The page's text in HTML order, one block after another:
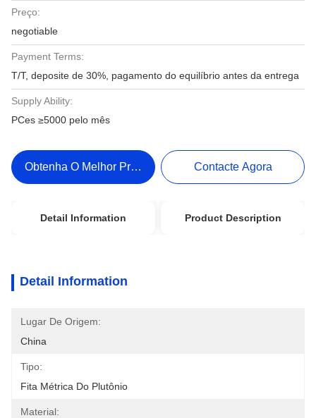
Preço:
negotiable
Payment Terms:
T/T, deposite de 30%, pagamento do equilíbrio antes da entrega
Supply Ability:
PCes ≥5000 pelo mês
Obtenha O Melhor Preço Contacte Agora
Detail Information Product Description
Detail Information
Lugar De Origem:
China
Tipo:
Fita Métrica Do Plutônio
Material: